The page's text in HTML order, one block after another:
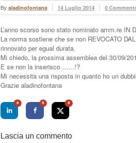
By aladinofontana 14 Luglio 2014 0
L’anno scorso sono stato nominato amm.re IN
La norma sostiene che se non REVOCATO
rinnovato per egual durata.
Mi chiedo, la prossima assemblea del 30/09/
E se non la inserisco ……!?
Mi necessita una risposta in quanto ho un
Grazie aladinofontana
0 0 0
Lascia un commento